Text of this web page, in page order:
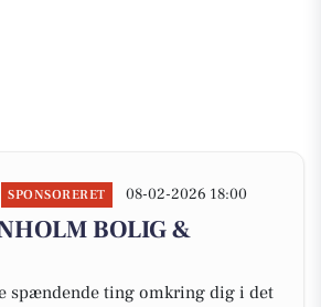
SPONSORERET 08-02-2026 18:00
BOLIG &
spændende ting omkring dig i det